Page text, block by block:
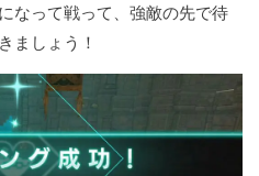
なって戦って、強敵の先で待
ましょう！